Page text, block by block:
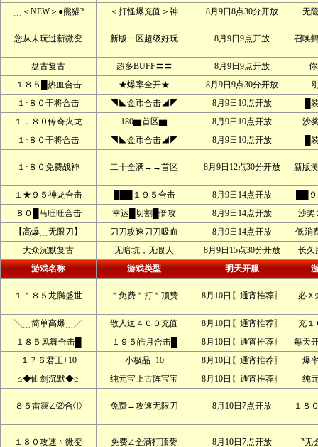
﹍＜NEW＞●熊猫?
＜打怪爆充值＞神 8月9日8点30分开放 无
您从未玩过新微变 新版一区超级好玩 8月9日9点开放 召唤
盘古复古 超多BUFF〓〓 8月9日9点开放
１８５█热血合击
★爆率全开★ 8月9日9点30分开放
１·８０干将合击
◥◣金币合击◢◤ 8月9日10点开放
█
１．８０传奇火龙
180▆首区▆ 8月9日10点开放
沙
１·８０干将合击
◥◣金币合击◢◤ 8月9日10点开放 █
１·８０免费战神 二十全满→→首区 8月9日12点30分开放 新版
１★９５神龙合击 ███１９５合击 8月9日14点开放
██
８０█马旺旺合击
幸运█切割█倍攻 8月9日14点开放
沙奖
【高爆﹍无限刀】
刀刀攻速刀刀吸血 8月9日14点开放
低消
大众沉默复古
无暗坑，无假人 8月9日15点30分开放
长久
游戏名称
游戏类型 明天开服
１＂８５龙腾盛世 ＂免费＂打＂顶赞 8月10日〖通宵推荐〗 必Ｘ
╲﹍简单高爆﹍╱ 散人送４００充值 8月10日〖通宵推荐〗
充１
１８５凤舞合击█
１９５皓月合击█ 8月10日〖通宵推荐〗
每天
１７６君王+10
小极品+10 8月10日〖通宵推荐〗
爆
≤◆仙剑沉默◆≥
纯元宝上古阵宝宝 8月10日〖通宵推荐〗 纯
８５雷霆∠②合① 免费→攻速无限刀 8月10日7点开放 １８
１８０攻速〃微变 免费∠全满打顶赞 8月10日7点开放 〝